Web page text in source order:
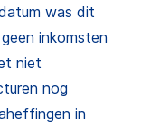
was dit
inkomsten
niet
nog
in